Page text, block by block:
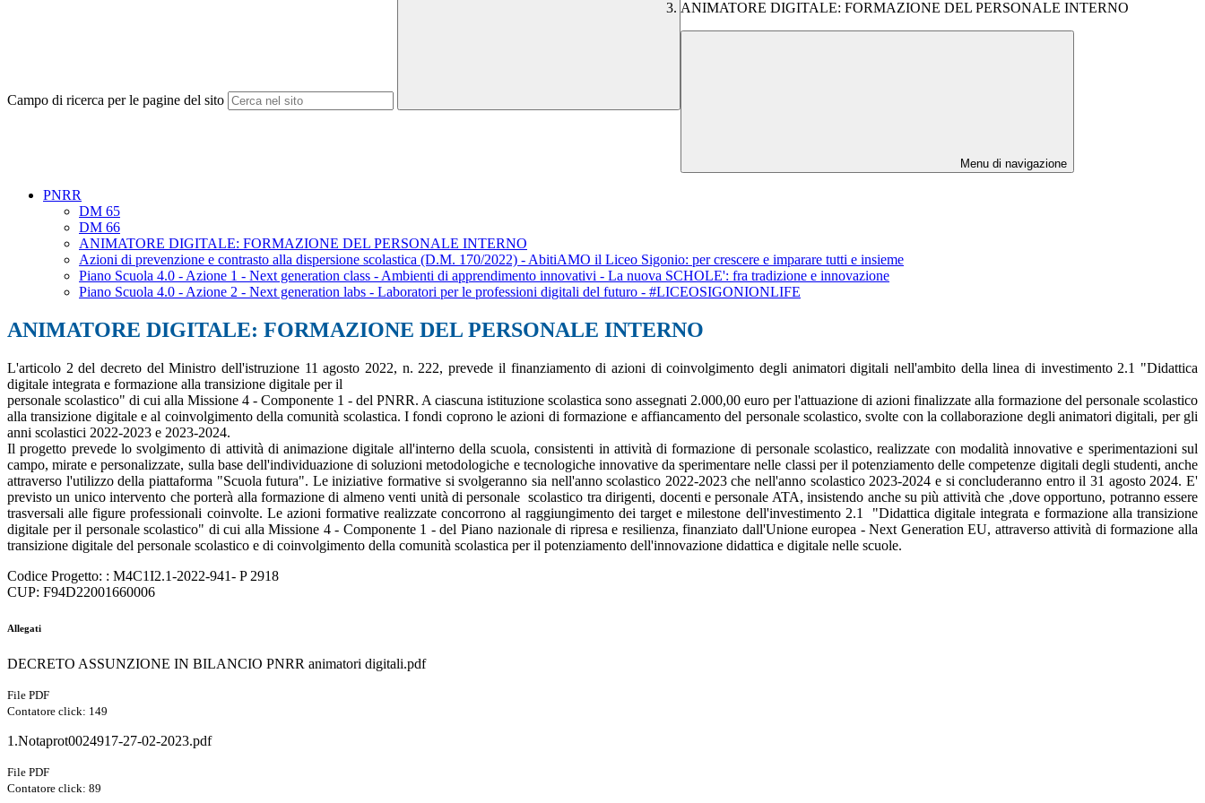
Campo di ricerca per le pagine del sito
ANIMATORE DIGITALE: FORMAZIONE DEL PERSONALE INTERNO
Menu di navigazione
PNRR
DM 65
DM 66
ANIMATORE DIGITALE: FORMAZIONE DEL PERSONALE INTERNO
Azioni di prevenzione e contrasto alla dispersione scolastica (D.M. 170/2022) - AbitiAMO il Liceo Sigonio: per crescere e imparare tutti e insieme
Piano Scuola 4.0 - Azione 1 - Next generation class - Ambienti di apprendimento innovativi - La nuova SCHOLE': fra tradizione e innovazione
Piano Scuola 4.0 - Azione 2 - Next generation labs - Laboratori per le professioni digitali del futuro - #LICEOSIGONIONLIFE
ANIMATORE DIGITALE: FORMAZIONE DEL PERSONALE INTERNO
L'articolo 2 del decreto del Ministro dell'istruzione 11 agosto 2022, n. 222, prevede il finanziamento di azioni di coinvolgimento degli animatori digitali nell'ambito della linea di investimento 2.1 "Didattica
digitale integrata e formazione alla transizione digitale per il
personale scolastico" di cui alla Missione 4 - Componente 1 - del PNRR. A ciascuna istituzione scolastica sono assegnati 2.000,00 euro per l'attuazione di azioni finalizzate alla formazione del personale scolastico
alla transizione digitale e al coinvolgimento della comunità scolastica. I fondi coprono le azioni di formazione e affiancamento del personale scolastico, svolte con la collaborazione degli animatori digitali, per gli
anni scolastici 2022-2023 e 2023-2024.
Il progetto prevede lo svolgimento di attività di animazione digitale all'interno della scuola, consistenti in attività di formazione di personale scolastico, realizzate con modalità innovative e sperimentazioni sul
campo, mirate e personalizzate, sulla base dell'individuazione di soluzioni metodologiche e tecnologiche innovative da sperimentare nelle classi per il potenziamento delle competenze digitali degli studenti, anche
attraverso l'utilizzo della piattaforma "Scuola futura". Le iniziative formative si svolgeranno sia nell'anno scolastico 2022-2023 che nell'anno scolastico 2023-2024 e si concluderanno entro il 31 agosto 2024. E'
previsto un unico intervento che porterà alla formazione di almeno venti unità di personale scolastico tra dirigenti, docenti e personale ATA, insistendo anche su più attività che ,dove opportuno, potranno essere
trasversali alle figure professionali coinvolte. Le azioni formative realizzate concorrono al raggiungimento dei target e milestone dell'investimento 2.1 "Didattica digitale integrata e formazione alla transizione
digitale per il personale scolastico" di cui alla Missione 4 - Componente 1 - del Piano nazionale di ripresa e resilienza, finanziato dall'Unione europea - Next Generation EU, attraverso attività di formazione alla
transizione digitale del personale scolastico e di coinvolgimento della comunità scolastica per il potenziamento dell'innovazione didattica e digitale nelle scuole.
Codice Progetto: : M4C1I2.1-2022-941- P 2918
CUP: F94D22001660006
Allegati
DECRETO ASSUNZIONE IN BILANCIO PNRR animatori digitali.pdf
File PDF
Contatore click: 149
1.Notaprot0024917-27-02-2023.pdf
File PDF
Contatore click: 89